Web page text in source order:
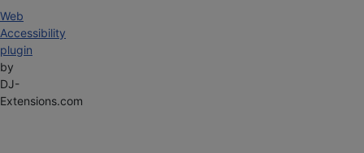
Web
Accessibility
plugin
by
DJ-
Extensions.com